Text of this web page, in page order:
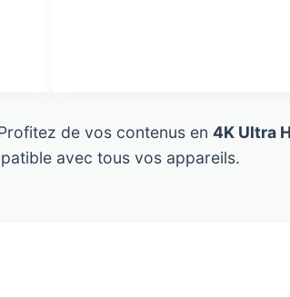
de vos contenus en 4K Ultra
avec tous vos appareils.